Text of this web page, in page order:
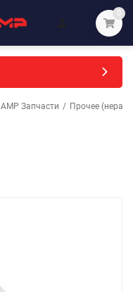
0
АМР Запчасти / Прочее